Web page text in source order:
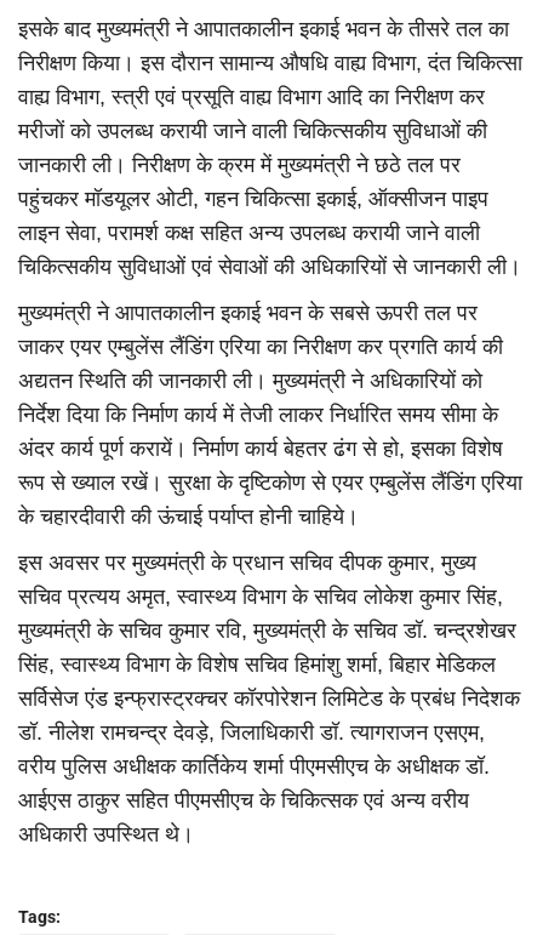
इसके बाद मुख्यमंत्री ने आपातकालीन इकाई भवन के तीसरे तल का
निरीक्षण किया। इस दौरान सामान्य औषधि वाह्य विभाग, दंत चिकित्सा
वाह्य विभाग, स्त्री एवं प्रसूति वाह्य विभाग आदि का निरीक्षण कर
मरीजों को उपलब्ध करायी जाने वाली चिकित्सकीय सुविधाओं की
जानकारी ली। निरीक्षण के क्रम में मुख्यमंत्री ने छठे तल पर
पहुंचकर मॉडयूलर ओटी, गहन चिकित्सा इकाई, ऑक्सीजन पाइप
लाइन सेवा, परामर्श कक्ष सहित अन्य उपलब्ध करायी जाने वाली
चिकित्सकीय सुविधाओं एवं सेवाओं की अधिकारियों से जानकारी ली।
मुख्यमंत्री ने आपातकालीन इकाई भवन के सबसे ऊपरी तल पर
जाकर एयर एम्बुलेंस लैंडिंग एरिया का निरीक्षण कर प्रगति कार्य की
अद्यतन स्थिति की जानकारी ली। मुख्यमंत्री ने अधिकारियों को
निर्देश दिया कि निर्माण कार्य में तेजी लाकर निर्धारित समय सीमा के
अंदर कार्य पूर्ण करायें। निर्माण कार्य बेहतर ढंग से हो, इसका विशेष
रूप से ख्याल रखें। सुरक्षा के दृष्टिकोण से एयर एम्बुलेंस लैंडिंग एरिया
के चहारदीवारी की ऊंचाई पर्याप्त होनी चाहिये।
इस अवसर पर मुख्यमंत्री के प्रधान सचिव दीपक कुमार, मुख्य
सचिव प्रत्यय अमृत, स्वास्थ्य विभाग के सचिव लोकेश कुमार सिंह,
मुख्यमंत्री के सचिव कुमार रवि, मुख्यमंत्री के सचिव डॉ. चन्द्रशेखर
सिंह, स्वास्थ्य विभाग के विशेष सचिव हिमांशु शर्मा, बिहार मेडिकल
सर्विसेज एंड इन्फ्रास्ट्रक्चर कॉरपोरेशन लिमिटेड के प्रबंध निदेशक
डॉ. नीलेश रामचन्द्र देवड़े, जिलाधिकारी डॉ. त्यागराजन एसएम,
वरीय पुलिस अधीक्षक कार्तिकेय शर्मा पीएमसीएच के अधीक्षक डॉ.
आईएस ठाकुर सहित पीएमसीएच के चिकित्सक एवं अन्य वरीय
अधिकारी उपस्थित थे।
Tags: